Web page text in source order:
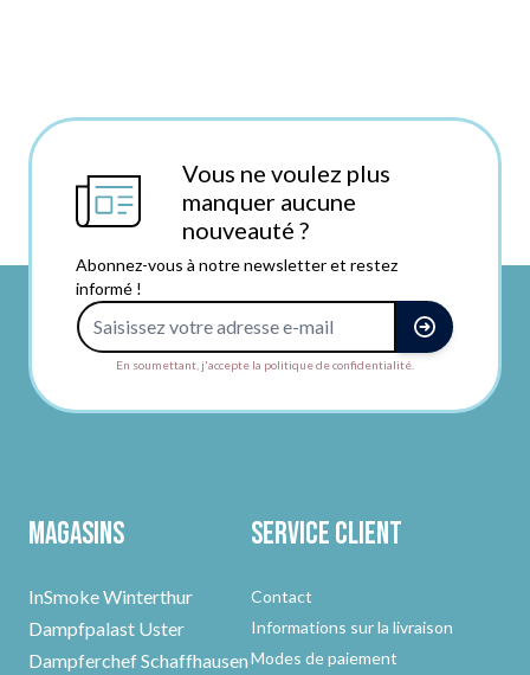
Vous ne voulez plus
manquer aucune
nouveauté ?
Abonnez-vous à notre newsletter et restez
informé !
En soumettant, j'accepte la politique de confidentialité.
Magasins
InSmoke Winterthur
Dampfpalast Uster
Dampferchef Schaffhausen
Service client
Contact
Informations sur la livraison
Modes de paiement